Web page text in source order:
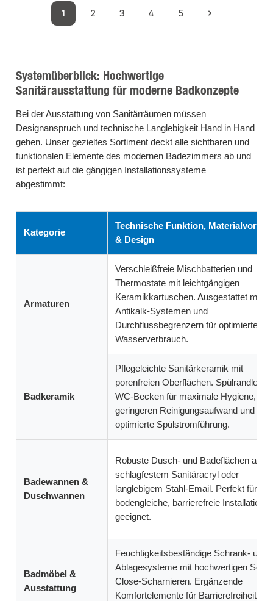
Seite
1
Seite
2
Seite
3
Seite
4
Seite
5
Systemüberblick: Hochwertige
Sanitärausstattung für moderne Badkonzepte
Bei der Ausstattung von Sanitärräumen müssen
Designanspruch und technische Langlebigkeit Hand in Hand
gehen. Unser gezieltes Sortiment deckt alle sichtbaren und
funktionalen Elemente des modernen Badezimmers ab und
ist perfekt auf die gängigen Installationssysteme
abgestimmt:
Kategorie
Technische Funktion,
& Design
Armaturen
Verschleißfreie Mischbatterien und
Thermostate mit leichtgängigen
Keramikkartuschen. Ausgestattet mit
Antikalk-Systemen und
Durchflussbegrenzern für optimierten
Wasserverbrauch.
Badkeramik
Pflegeleichte Sanitärkeramik mit
porenfreien Oberflächen. Spülrandlose
WC-Becken für maximale Hygiene,
geringeren Reinigungsaufwand und
optimierte Spülstromführung.
Badewannen &
Duschwannen
Robuste Dusch- und Badeflächen aus
schlagfestem Sanitäracryl oder
langlebigem Stahl-Email. Perfekt für
bodengleiche, barrierefreie
geeignet.
Badmöbel &
Ausstattung
Feuchtigkeitsbeständige Schrank- und
Ablagesysteme mit hochwertigen Soft-
Close-Scharnieren. Ergänzende
Komfortelemente für Barrierefreiheit